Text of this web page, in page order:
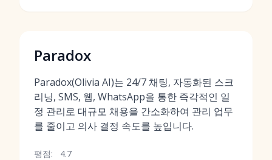
Paradox
Paradox(Olivia AI)는 24/7 채팅, 자동화된 스크
리닝, SMS, 웹, WhatsApp을 통한 즉각적인 일
정 관리로 대규모 채용을 간소화하여 관리 업무
를 줄이고 의사 결정 속도를 높입니다.
평점: 4.7